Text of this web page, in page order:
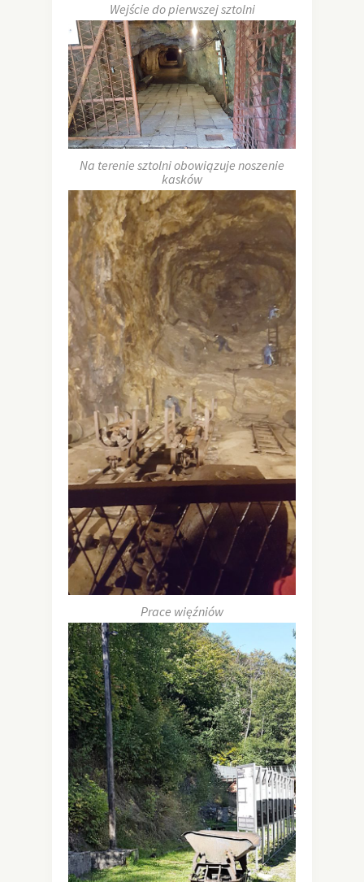
Wejście do pierwszej sztolni
Na terenie sztolni obowiązuje noszenie
kasków
Prace więźniów